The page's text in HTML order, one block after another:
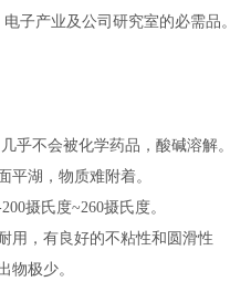
子产业及公司研究室的必需品。
乎不会被化学药品，酸碱溶解。
平湖，物质难附着。
摄氏度~260摄氏度。
用，有良好的不粘性和圆滑性
物极少。